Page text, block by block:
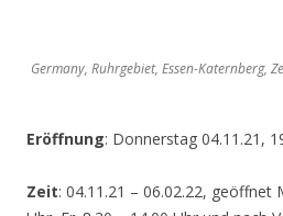
Germany, Ruhrgebiet, Essen-Katernberg,
Eröffnung: Donnerstag 04.11.21,
Zeit: 04.11.21 – 06.02.22, geöffnet